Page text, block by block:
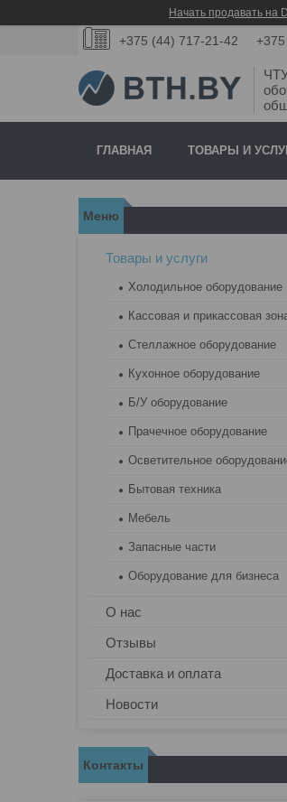
Начать продавать на
+375 (44) 717-21-42
ГЛАВНАЯ ТОВАРЫ И
Товары и услуги
Холодильное оборудование
Кассовая и прикассовая
Стеллажное оборудование
Кухонное оборудование
Б/У оборудование
Прачечное оборудование
Осветительное
Бытовая техника
Мебель
Запасные части
Оборудование для бизнеса
О нас
Отзывы
Доставка и оплата
Новости
Контакты